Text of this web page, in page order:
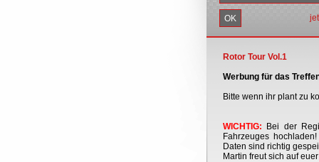
Rotor Tour Vol.1
Werbung für das
Bitte wenn ihr plant zu
WICHTIG: Bei der
Fahrzeuges
Daten sind richtig
Martin freut sich auf